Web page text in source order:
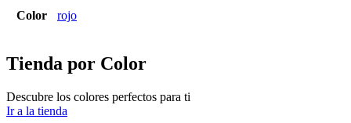
Color rojo
Tienda por Color
Descubre los colores perfectos para ti
Ir a la tienda